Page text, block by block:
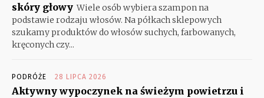
skóry głowy Wiele osób wybiera szampon na
podstawie rodzaju włosów. Na półkach sklepowych
szukamy produktów do włosów suchych, farbowanych,
kręconych czy...
PODRÓŻE 28 LIPCA 2026
Aktywny wypoczynek na świeżym powietrzu i